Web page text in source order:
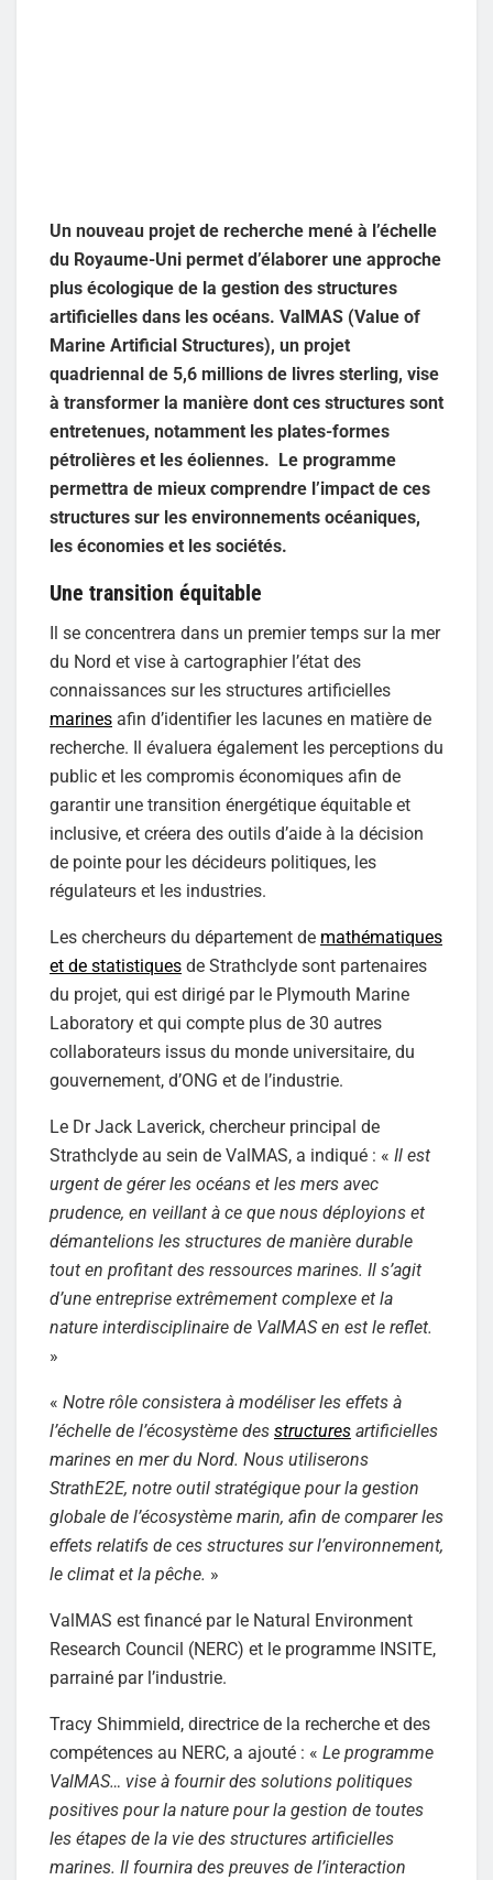
Un nouveau projet de recherche mené à l’échelle
du Royaume-Uni permet d’élaborer une approche
plus écologique de la gestion des structures
artificielles dans les océans. ValMAS (Value of
Marine Artificial Structures), un projet
quadriennal de 5,6 millions de livres sterling, vise
à transformer la manière dont ces structures sont
entretenues, notamment les plates-formes
pétrolières et les éoliennes. Le programme
permettra de mieux comprendre l’impact de ces
structures sur les environnements océaniques,
les économies et les sociétés.
Une transition équitable
Il se concentrera dans un premier temps sur la mer
du Nord et vise à cartographier l’état des
connaissances sur les structures artificielles
marines afin d’identifier les lacunes en matière de
recherche. Il évaluera également les perceptions du
public et les compromis économiques afin de
garantir une transition énergétique équitable et
inclusive, et créera des outils d’aide à la décision
de pointe pour les décideurs politiques, les
régulateurs et les industries.
Les chercheurs du département de mathématiques
et de statistiques de Strathclyde sont partenaires
du projet, qui est dirigé par le Plymouth Marine
Laboratory et qui compte plus de 30 autres
collaborateurs issus du monde universitaire, du
gouvernement, d’ONG et de l’industrie.
Le Dr Jack Laverick, chercheur principal de
Strathclyde au sein de ValMAS, a indiqué : « Il est
urgent de gérer les océans et les mers avec
prudence, en veillant à ce que nous déployions et
démantelions les structures de manière durable
tout en profitant des ressources marines. Il s’agit
d’une entreprise extrêmement complexe et la
nature interdisciplinaire de ValMAS en est le reflet.
»
« Notre rôle consistera à modéliser les effets à
l’échelle de l’écosystème des structures artificielles
marines en mer du Nord. Nous utiliserons
StrathE2E, notre outil stratégique pour la gestion
globale de l’écosystème marin, afin de comparer les
effets relatifs de ces structures sur l’environnement,
le climat et la pêche. »
ValMAS est financé par le Natural Environment
Research Council (NERC) et le programme INSITE,
parrainé par l’industrie.
Tracy Shimmield, directrice de la recherche et des
compétences au NERC, a ajouté : « Le programme
ValMAS… vise à fournir des solutions politiques
positives pour la nature pour la gestion de toutes
les étapes de la vie des structures artificielles
marines. Il fournira des preuves de l’interaction